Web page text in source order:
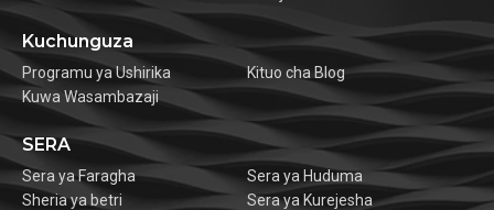
Kuchunguza
Programu ya Ushirika
Kituo cha Blog
Kuwa Wasambazaji
SERA
Sera ya Faragha
Sera ya Huduma
Sheria ya betri
Sera ya Kurejesha